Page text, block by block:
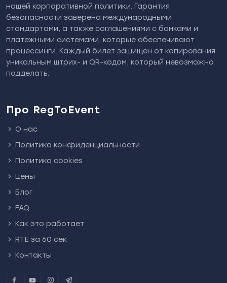
нашей корпоративной политики. Гарантия
безопасности заверена международными
стандартами, а также соглашениями с банками и
платежными системами, которые обеспечивают
процессинги. Каждый билет защищен от копирования
уникальным штрих- и QR-кодом, который невозможно
подделать.
Про RegToEvent
О нас
Политика конфиденциальности
Политика cookies
Цены
Блог
FAQ
Как это работает
RTE за 60 сек
Контакты